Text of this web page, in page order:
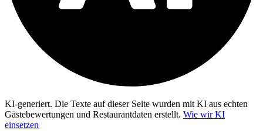
KI-generiert. Die Texte auf dieser Seite wurden mit KI aus echten
Gästebewertungen und Restaurantdaten erstellt. Wie wir KI
einsetzen